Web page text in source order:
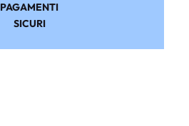
PAGAMENTI
SICURI